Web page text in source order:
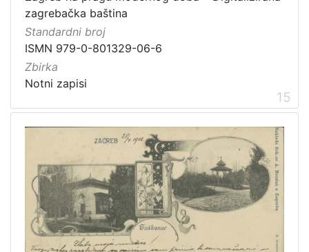
zagrebačka baština
Standardni broj
ISMN 979-0-801329-06-6
Zbirka
Notni zapisi
15